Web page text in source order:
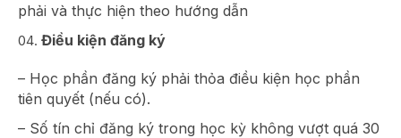
phải và thực hiện theo hướng dẫn
Điều kiện đăng ký
– Học phần đăng ký phải thỏa điều kiện học phần
tiên quyết (nếu có).
– Số tín chỉ đăng ký trong học kỳ không vượt quá 30